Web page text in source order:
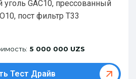
уголь GAC10, прессованный
пост фильтр T33
5 000 000 UZS
Тест Драйв